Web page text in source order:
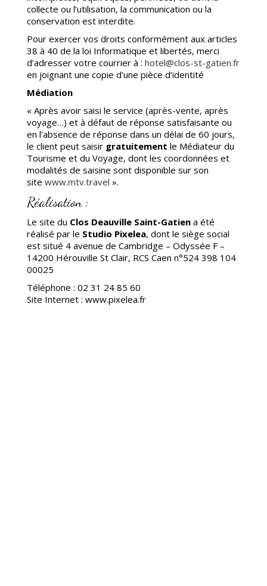
collecte ou l’utilisation, la communication ou la
conservation est interdite.
Pour exercer vos droits conformément aux articles
38 à 40 de la loi Informatique et libertés, merci
d’adresser votre courrier à : hotel@clos-st-gatien.fr
en joignant une copie d’une pièce d’identité
Médiation
« Après avoir saisi le service (après-vente, après
voyage…) et à défaut de réponse satisfaisante ou
en l’absence de réponse dans un délai de 60 jours,
le client peut saisir gratuitement le Médiateur du
Tourisme et du Voyage, dont les coordonnées et
modalités de saisine sont disponible sur son
site www.mtv.travel ».
Réalisation :
Le site du Clos Deauville Saint-Gatiena été
réalisé par le Studio Pixelea, dont le siège social
est situé 4 avenue de Cambridge – Odyssée F –
14200 Hérouville St Clair, RCS Caen n°524 398 104
00025
Téléphone : 02 31 24 85 60
Site Internet : www.pixelea.fr